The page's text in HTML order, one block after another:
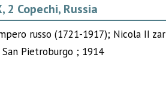
2 Copechi, Russia
russo (1721-1917); Nicola II zar
San Pietroburgo ; 1914